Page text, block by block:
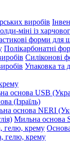
міні із
форми для
Полікарбонатні
Силіконові
Упаковка та
основа USB
(Ізраїль)
основа NERI
Мильна основа